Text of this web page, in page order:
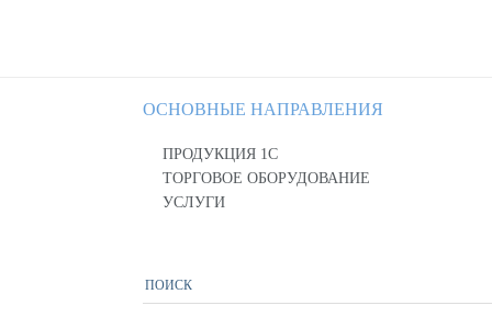
ОСНОВНЫЕ НАПРАВЛЕНИЯ
ПРОДУКЦИЯ 1С
ТОРГОВОЕ ОБОРУДОВАНИЕ
УСЛУГИ